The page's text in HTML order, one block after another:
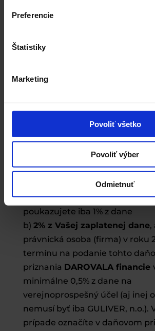
Preferencie
Štatistiky
Marketing
Povoliť všetko
Povoliť výber
Odmietnuť
Som
Daňové priznanie
. V rámci neho vypočítate
právnická osoba (firma) v roku
termínu na podanie tohto
priznaniaNEDAROVALA
minimálne 0,5% z dane na
verejnoprospešný účel (aj inej
nemusí byť iba GULIVER, n.o.).
prípade vyznačíte v daňovom
poukazujete iba 1% z dane
b) 2% z Vašej zaplatenej dane,
právnická osoba (firma) v roku
termínu na podanie tohto
priznania DAROVALA financie
minimálne 0,5% z dane na
verejnoprospešný účel (aj inej
nemusí byť iba GULIVER, n.o.).
prípade označíte v daňovom